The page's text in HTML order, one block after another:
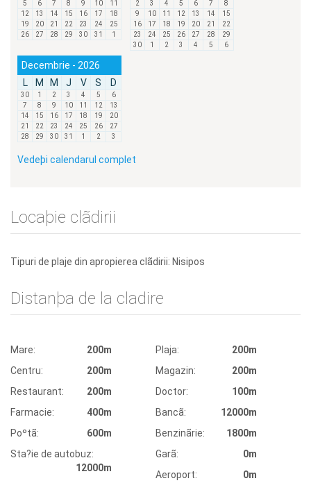
5 6 7 8 9 10
11
12
13 14 15 16 17
18
19
20 21 22 23 24
25
26
27 28 29 30 31 1
2 3 4 5 6 7
8
9
10 11 12 13 14
15
16
17 18 19 20 21
22
23
24 25 26 27 28
29
30
1 2 3 4 5 6
Decembrie - 2026
L
M M J V S D
30 1 2 3 4 5
6
7
8 9 10 11 12
13
14
15 16 17 18 19
20
21
22 23 24 25 26
27
28
29 30 31 1 2 3
Vedeþi calendarul complet
Locaþie clãdirii
Tipuri de plaje din apropierea clãdirii: Nisipos
Distanþa de la cladire
Mare: 200m Plaja:
200m
Centru:
200m Magazin:
200m
Restaurant:
200m Doctor:
100m
Farmacie:
400m Bancã:
12000m
Poºtã:
600m Benzinãrie:
1800m
Sta?ie de autobuz:
12000m
Garã:
0m
Aeroport:
0m